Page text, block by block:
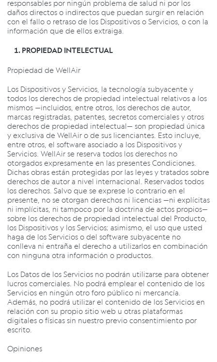
responsables por ningún problema de salud ni por los
daños directos o indirectos que puedan surgir en relación
con el fallo o retraso de los Dispositivos o Servicios, o con la
información que de ellos extraiga.
PROPIEDAD INTELECTUAL
Propiedad de WellAir
Los Dispositivos y Servicios, la tecnología subyacente y
todos los derechos de propiedad intelectual relativos a los
mismos —incluidos, entre otros, los derechos de autor,
marcas registradas, patentes, secretos comerciales y otros
derechos de propiedad intelectual— son propiedad única
y exclusiva de WellAir o de sus licenciantes. Esto incluye,
entre otros, el software asociado a los Dispositivos y
Servicios. WellAir se reserva todos los derechos no
otorgados expresamente en las presentes Condiciones.
Dichas obras están protegidas por las leyes y tratados sobre
derechos de autor a nivel internacional. Reservados todos
los derechos. Salvo que se exprese lo contrario en el
presente, no se otorgan derechos ni licencias —ni explícitas
ni implícitas, ni tampoco por la doctrina de actos propios—
sobre los derechos de propiedad intelectual del Producto,
los Dispositivos y los Servicios; asimismo, el uso que usted
haga de los Servicios o del software subyacente no
conlleva ni entraña el derecho a utilizarlos en combinación
con ninguna otra información o productos.
Los Datos de los Servicios no podrán utilizarse para obtener
lucros comerciales. No podrá emplear el contenido de los
Servicios en ningún otro foro público ni mercancía.
Además, no podrá utilizar el contenido de los Servicios en
relación con su propio sitio web u otras plataformas
digitales o físicas sin nuestro previo consentimiento por
escrito.
Opiniones